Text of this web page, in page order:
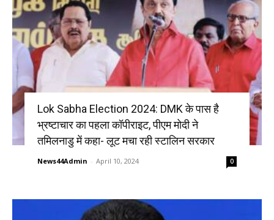
Lok Sabha Election 2024: DMK के पास है
भ्रष्टाचार का पहला कॉपीराइट, पीएम मोदी ने
तमिलनाडु में कहा- लूट मचा रही स्टालिन सरकार
News44Admin - April 10, 2024 0